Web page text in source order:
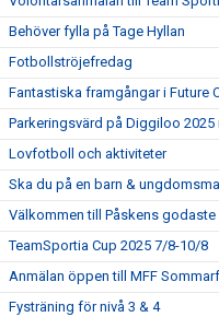
Behöver fylla på Tage Hyllan
Fotbollströjefredag
Fantastiska framgångar i Future
Parkeringsvärd på Diggiloo 2025
Lovfotboll och aktiviteter
Ska du på en barn &
Välkommen till Påskens
TeamSportia Cup 2025 7/8-10/8
Anmälan öppen till MFF
Fysträning för nivå 3 & 4